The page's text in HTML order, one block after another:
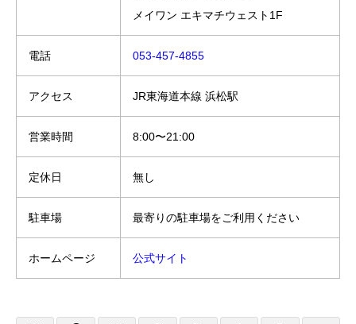
メイワン エキマチウェスト1F
電話 053-457-4855
アクセス JR東海道本線 浜松駅
営業時間 8:00〜21:00
定休日 無し
駐車場 最寄りの駐車場をご利用ください
ホームページ 公式サイト